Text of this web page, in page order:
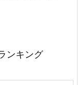
ンキング